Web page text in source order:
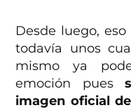
Desde luego,
todavía unos
mismo ya
emoción pues
imagen oficial de